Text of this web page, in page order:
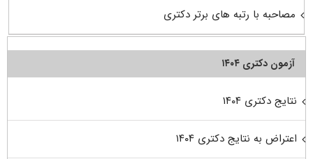
مصاحبه با رتبه های برتر دکتری
آزمون دکتری ۱۴۰۴
نتایج دکتری ۱۴۰۴
اعتراض به نتایج دکتری ۱۴۰۴